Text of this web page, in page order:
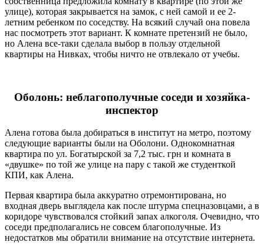
улице), которая закрывается на замок, с ней самой и ее 2-
летним ребенком по соседству. На всякий случай она повела
нас посмотреть этот вариант. К комнате претензий не было,
но Алена все-таки сделала выбор в пользу отдельной
квартиры на Нивках, чтобы ничто не отвлекало от учебы.
Оболонь: неблагополучные соседи и хозяйка-
инспектор
Алена готова была добираться в институт на метро, поэтому
следующие варианты были на Оболони. Однокомнатная
квартира по ул. Богатырской за 7,2 тыс. грн и комната в
«двушке» по той же улице на пару с такой же студенткой
КПИ, как Алена.
Первая квартира была аккуратно отремонтирована, но
входная дверь выглядела как после штурма спецназовцами, а в
коридоре чувствовался стойкий запах алкоголя. Очевидно, что
соседи предполагались не совсем благополучные. Из
недостатков мы обратили внимание на отсутствие интернета.